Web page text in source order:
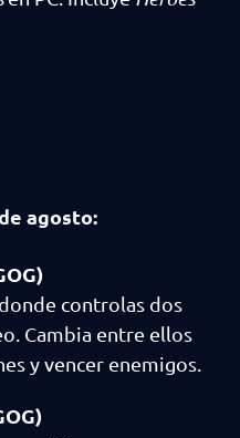
agosto:
controlas dos
Cambia entre ellos
y vencer enemigos.